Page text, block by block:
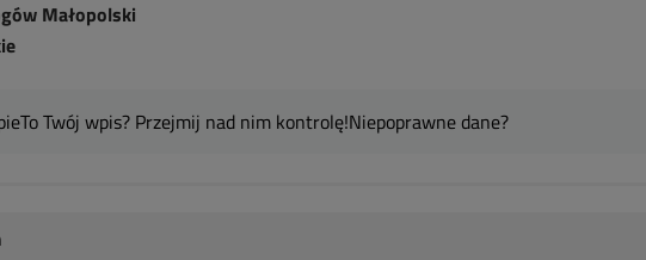
Małopolski
To Twój wpis? Przejmij nad nim kontrolę!Niepoprawne dane?